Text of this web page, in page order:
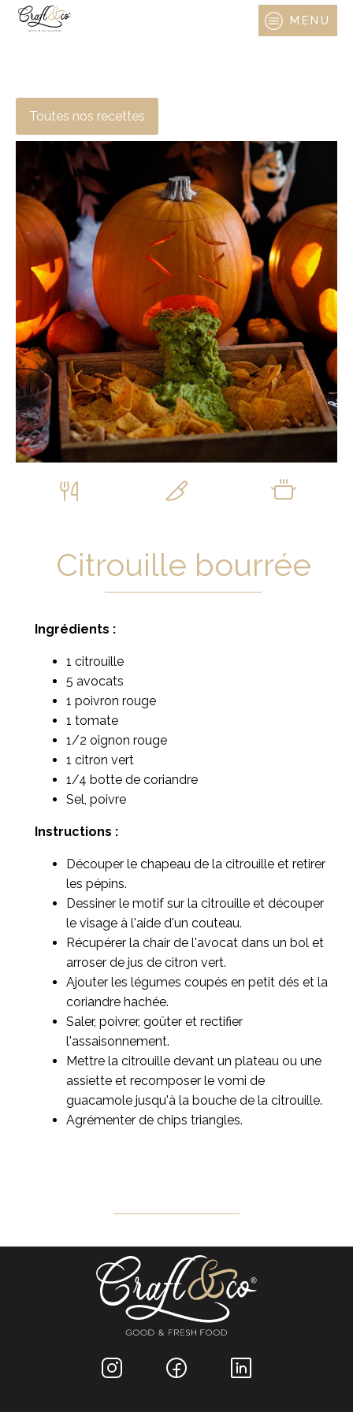
MENU
Toutes nos recettes
Citrouille bourrée
Ingrédients :
1 citrouille
5 avocats
1 poivron rouge
1 tomate
1/2 oignon rouge
1 citron vert
1/4 botte de coriandre
Sel, poivre
Instructions :
Découper le chapeau de la citrouille et retirer
les pépins.
Dessiner le motif sur la citrouille et découper
le visage à l'aide d'un couteau.
Récupérer la chair de l'avocat dans un bol et
arroser de jus de citron vert.
Ajouter les légumes coupés en petit dés et la
coriandre hachée.
Saler, poivrer, goûter et rectifier
l'assaisonnement.
Mettre la citrouille devant un plateau ou une
assiette et recomposer le vomi de
guacamole jusqu'à la bouche de la citrouille.
Agrémenter de chips triangles.